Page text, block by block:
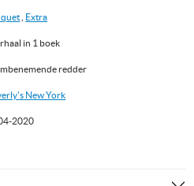
Extra
in 1 boek
redder
New York
2020